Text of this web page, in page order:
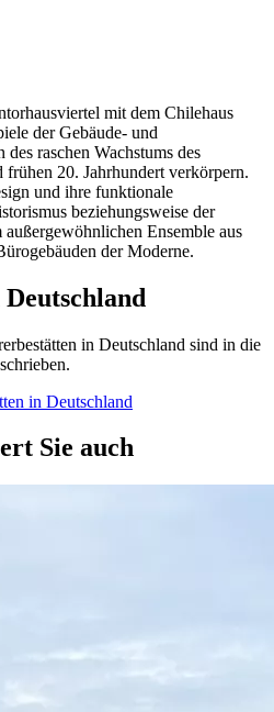
mit dem Chilehaus
der Gebäude- und
raschen Wachstums des
frühen 20. Jahrhundert verkörpern.
und ihre funktionale
beziehungsweise der
Ensemble aus
der Moderne.
in Deutschland sind in die
in Deutschland
Sie auch